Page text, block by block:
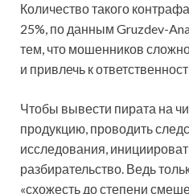
Количество такого
25%, по данным Gruzdev-
тем, что мошенников
и привлечь к
Чтобы вывести пирата на
продукцию, проводить
исследования,
разбирательство. Ведь
«схожесть до степени